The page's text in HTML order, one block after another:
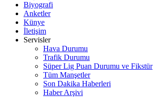
Biyografi
Anketler
Künye
İletişim
Servisler
Hava Durumu
Trafik Durumu
Süper Lig Puan Durumu ve Fikstür
Tüm Manşetler
Son Dakika Haberleri
Haber Arşivi